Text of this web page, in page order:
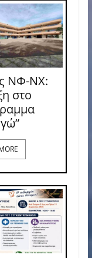
ΝΦ-ΝΧ:
στο